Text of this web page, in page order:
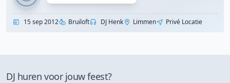
15 sep 2012 Bruiloft DJ Henk Limmen Privé Locatie
DJ huren voor jouw feest?